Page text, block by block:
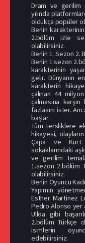
Dram ve gerilim
yılında
oldukça popüler
Berlin
2.bölüm izle
olabilirsiniz.
Berlin 1. Sezon 2.
Berlin 1.sezon
karakterinin
gelir. Dünyanın
karakterin
çalınan 44
çalmasına
fazlasını ister.
başlar.
Tüm tersliklere
hikayesi,
Çapa ve Kurt
sokaklarındaki
ve gerilim
1.sezon 2.bölüm
olabilirsiniz.
Berlin Oyuncu
Yapımın
Esther Martinez
Pedro Alonso yer
Ulloa gibi
2.bölüm Türkçe
isimlerin
edebilirsiniz.